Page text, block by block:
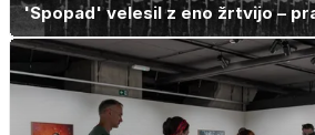
'Spopad' velesil z eno žrtvijo –